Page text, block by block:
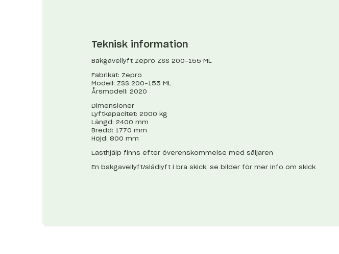
Teknisk information
Bakgavellyft Zepro ZSS 200-155 ML
Fabrikat: Zepro
Modell: ZSS 200-155 ML
Årsmodell: 2020
Dimensioner
Lyftkapacitet: 2000 kg
Längd: 2400 mm
Bredd: 1770 mm
Höjd: 800 mm
Lasthjälp finns efter överenskommelse med säljaren
En bakgavellyft/slädlyft i bra skick, se bilder för mer info om skick